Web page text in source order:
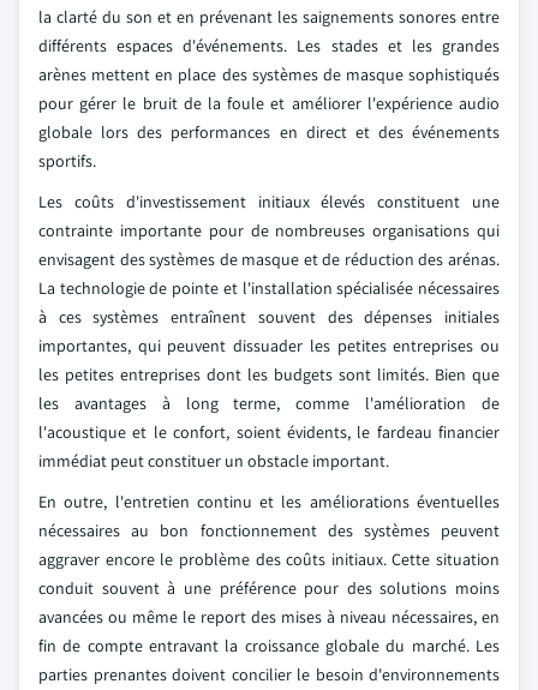
la clarté du son et en prévenant les saignements sonores entre
différents espaces d'événements. Les stades et les grandes
arènes mettent en place des systèmes de masque sophistiqués
pour gérer le bruit de la foule et améliorer l'expérience audio
globale lors des performances en direct et des événements
sportifs.
Les coûts d'investissement initiaux élevés constituent une
contrainte importante pour de nombreuses organisations qui
envisagent des systèmes de masque et de réduction des arénas.
La technologie de pointe et l'installation spécialisée nécessaires
à ces systèmes entraînent souvent des dépenses initiales
importantes, qui peuvent dissuader les petites entreprises ou
les petites entreprises dont les budgets sont limités. Bien que
les avantages à long terme, comme l'amélioration de
l'acoustique et le confort, soient évidents, le fardeau financier
immédiat peut constituer un obstacle important.
En outre, l'entretien continu et les améliorations éventuelles
nécessaires au bon fonctionnement des systèmes peuvent
aggraver encore le problème des coûts initiaux. Cette situation
conduit souvent à une préférence pour des solutions moins
avancées ou même le report des mises à niveau nécessaires, en
fin de compte entravant la croissance globale du marché. Les
parties prenantes doivent concilier le besoin d'environnements